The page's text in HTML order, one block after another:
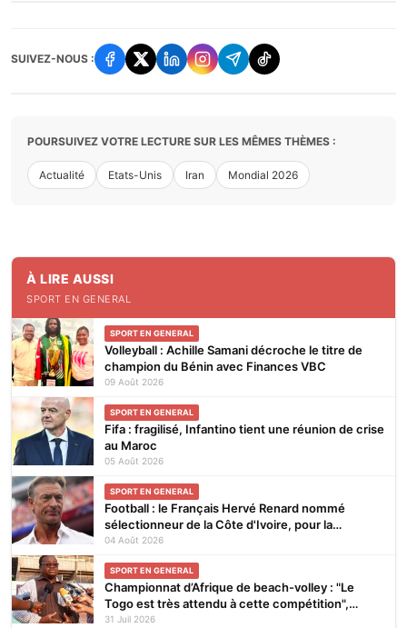
SUIVEZ-NOUS :
POURSUIVEZ VOTRE LECTURE SUR LES MÊMES THÈMES :
Actualité Etats-Unis Iran Mondial 2026
À LIRE AUSSI
SPORT EN GENERAL
SPORT EN GENERAL
Volleyball : Achille Samani décroche le titre de
champion du Bénin avec Finances VBC
09 Août 2026
SPORT EN GENERAL
Fifa : fragilisé, Infantino tient une réunion de crise
au Maroc
05 Août 2026
SPORT EN GENERAL
Football : le Français Hervé Renard nommé
sélectionneur de la Côte d'Ivoire, pour la
seconde fois
04 Août 2026
SPORT EN GENERAL
Championnat d’Afrique de beach-volley : "Le
Togo est très attendu à cette compétition",
affirme Noël Tadegnon
31 Juil 2026